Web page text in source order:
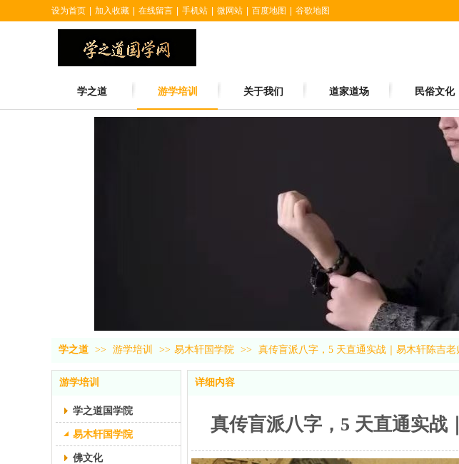
设为首页 加入收藏 在线留言 手机站 微网站 百度地图 谷歌地图
学之道 游学培训 关于我们 道家道场 民俗文化
学之道 >> 游学培训 >> 易木轩国学院 >> 真传盲派八字，5 天直通实战｜易木轩陈吉老
游学培训
学之道国学院
易木轩国学院
佛文化
详细内容
真传盲派八字，5 天直通实战